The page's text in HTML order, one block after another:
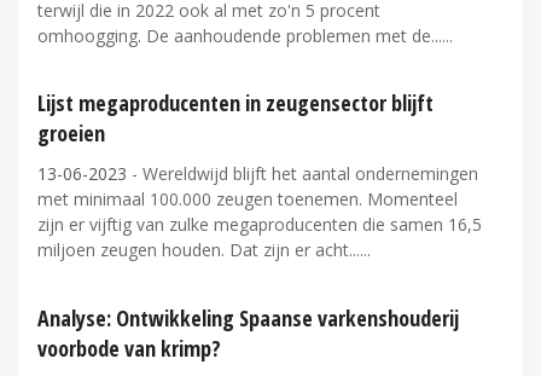
terwijl die in 2022 ook al met zo'n 5 procent
omhoogging. De aanhoudende problemen met de...
Lijst megaproducenten in zeugensector blijft
groeien
13-06-2023 - Wereldwijd blijft het aantal ondernemingen
met minimaal 100.000 zeugen toenemen. Momenteel
zijn er vijftig van zulke megaproducenten die samen 16,5
miljoen zeugen houden. Dat zijn er acht...
Analyse: Ontwikkeling Spaanse varkenshouderij
voorbode van krimp?